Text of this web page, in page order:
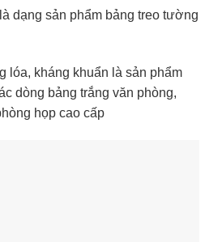
dạng sản phẩm bảng treo tường
lóa, kháng khuẩn là sản phẩm
dòng bảng trắng văn phòng,
họp cao cấp